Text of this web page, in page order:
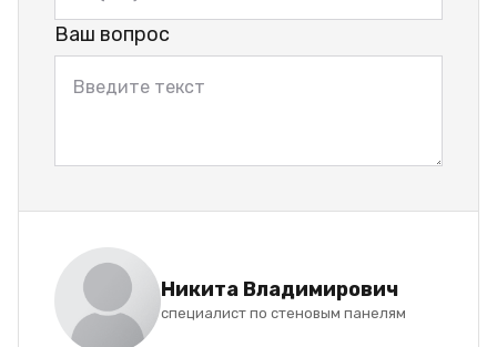
Ваш вопрос
Никита Владимирович
специалист по стеновым панелям